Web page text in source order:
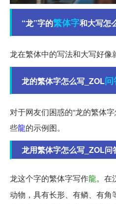
“龙”字的繁体字和大写怎
龙在繁体中的写法和大写好像
龙的繁体字怎么写_ZOL
对于网友们困惑的“龙的繁体
些龍的示例图。
龙用繁体字怎么写_ZOL问
龙这个字的繁体字写作龍。在
动物，具有长形、有鳞、有